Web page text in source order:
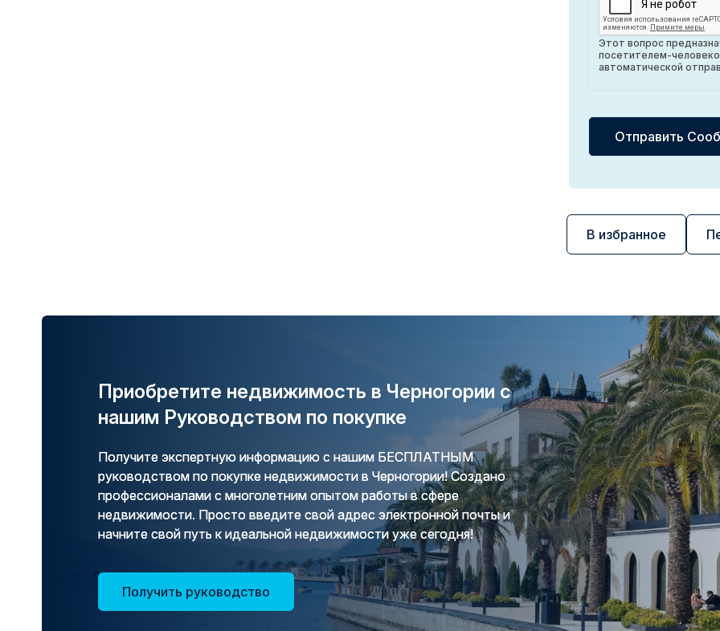
В избранное
Этот вопрос
посетителем-
автоматической
Приобретите недвижимость в Черногории с
нашим Руководством по покупке
Получите экспертную информацию с нашим БЕСПЛАТНЫМ
руководством по покупке недвижимости в Черногории! Создано
профессионалами с многолетним опытом работы в сфере
недвижимости. Просто введите свой адрес электронной почты и
начните свой путь к идеальной недвижимости уже сегодня!
Получить руководство